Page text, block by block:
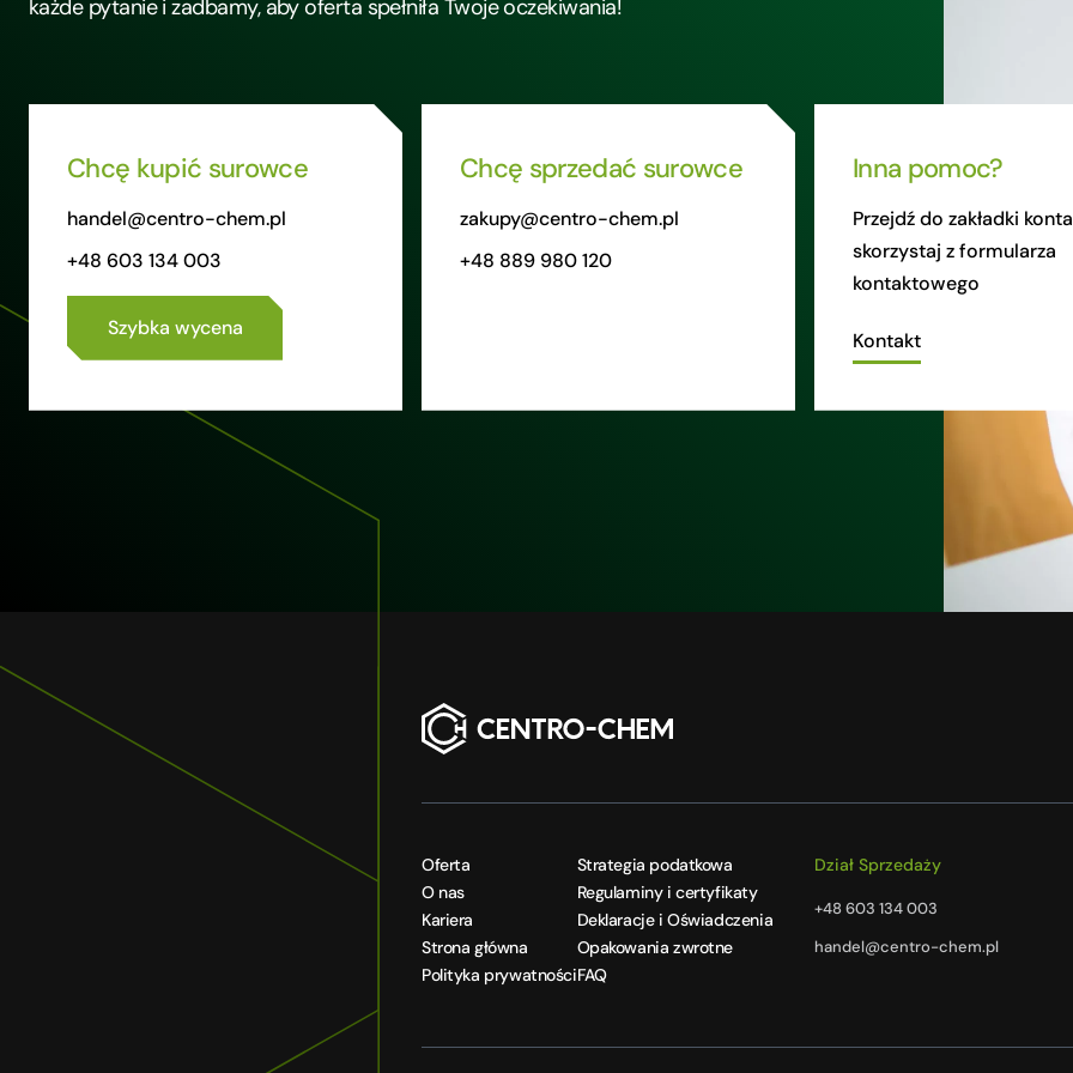
każde pytanie i zadbamy, aby oferta spełniła Twoje oczekiwania!
Chcę kupić surowce
handel@centro-chem.pl
+48 603 134 003
Szybka wycena
Chcę sprzedać surowce
zakupy@centro-chem.pl
+48 889 980 120
Inna pomoc?
Przejdź do zakładki
skorzystaj z formularza
kontaktowego
Kontakt
Oferta
O nas
Kariera
Strona główna
Polityka prywatności
Strategia podatkowa
Regulaminy i certyfikaty
Deklaracje i Oświadczenia
Opakowania zwrotne
FAQ
Dział Sprzedaży
+48 603 134 003
handel@centro-chem.pl